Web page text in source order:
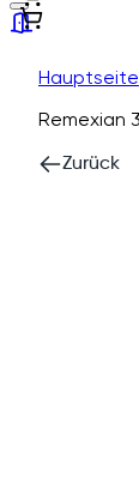
Hauptseite
Remexian
Zurück